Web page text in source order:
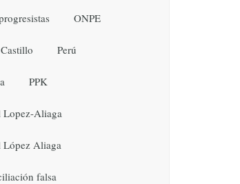
ONPE
Perú
PPK
Lopez-Aliaga
López Aliaga
falsa